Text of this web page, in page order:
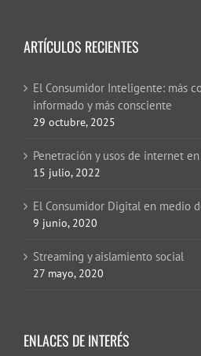
ARTÍCULOS RECIENTES
El Consumidor Inteligente: más
informado y más consciente
29 octubre, 2025
Penetración y usos de internet
15 julio, 2022
El Consumidor Digital en medio
9 junio, 2020
Streaming y aislamiento social
27 mayo, 2020
ENLACES DE INTERÉS